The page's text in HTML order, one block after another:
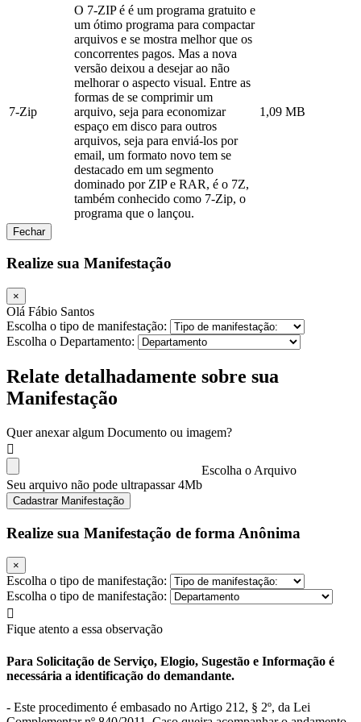
7-Zip
O 7-ZIP é é um programa gratuito e
um ótimo programa para compactar
arquivos e se mostra melhor que os
concorrentes pagos. Mas a nova
versão deixou a desejar ao não
melhorar o aspecto visual. Entre as
formas de se comprimir um
arquivo, seja para economizar
espaço em disco para outros
arquivos, seja para enviá-los por
email, um formato novo tem se
destacado em um segmento
dominado por ZIP e RAR, é o 7Z,
também conhecido como 7-Zip, o
programa que o lançou.
1,09 MB
Fechar
Realize sua Manifestação
×
Olá Fábio Santos
Escolha o tipo de manifestação:
Escolha o Departamento:
Relate detalhadamente sobre sua
Manifestação
Quer anexar algum Documento ou imagem?
Escolha o Arquivo
Seu arquivo não pode ultrapassar 4Mb
Cadastrar Manifestação
Realize sua Manifestação de forma Anônima
×
Escolha o tipo de manifestação:
Escolha o tipo de manifestação:
Fique atento a essa observação
Para Solicitação de Serviço, Elogio, Sugestão e Informação é
necessária a identificação do demandante.
- Este procedimento é embasado no Artigo 212, § 2º, da Lei